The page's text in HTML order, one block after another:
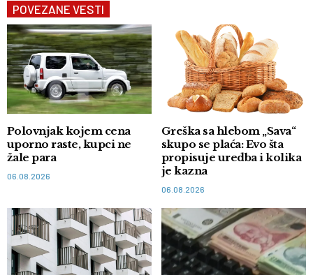
POVEZANE VESTI
Polovnjak kojem cena
uporno raste, kupci ne
žale para
06.08.2026
Greška sa hlebom „Sava“
skupo se plaća: Evo šta
propisuje uredba i kolika
je kazna
06.08.2026